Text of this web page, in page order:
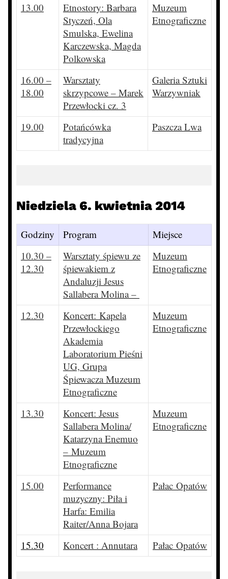
13.00
Etnostory: Barbara
Styczeń, Ola
Smulska, Ewelina
Karczewska, Magda
Polkowska
Muzeum
Etnograficzne
16.00 –
18.00
Warsztaty
skrzypcowe – Marek
Przewłocki cz. 3
Galeria Sztuki
Warzywniak
19.00
Potańcówka
tradycyjna
Paszcza Lwa
Niedziela 6. kwietnia 2014
Godziny Program
Miejsce
10.30 –
12.30
Warsztaty śpiewu ze
śpiewakiem z
Andaluzji Jesus
Sallabera Molina –
Muzeum
Etnograficzne
12.30
Koncert: Kapela
Przewłockiego
Akademia
Laboratorium Pieśni
UG, Grupa
Śpiewacza Muzeum
Etnograficzne
Muzeum
Etnograficzne
13.30
Koncert: Jesus
Sallabera Molina/
Katarzyna Enemuo
– Muzeum
Etnograficzne
Muzeum
Etnograficzne
15.00
Performance
muzyczny: Piła i
Harfa: Emilia
Raiter/Anna Bojara
Pałac Opatów
15.30 Koncert : Annutara Pałac Opatów